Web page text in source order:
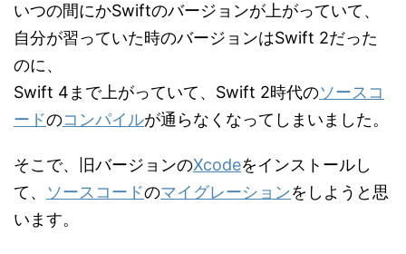
いつの間にかSwiftのバージョンが上がっていて、
自分が習っていた時のバージョンはSwift 2だった
のに、
Swift 4まで上がっていて、Swift 2時代のソースコ
ードのコンパイルが通らなくなってしまいました。
そこで、旧バージョンのXcodeをインストールし
て、 ソースコードのマイグレーションをしようと思
います。